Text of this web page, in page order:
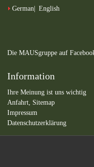
German English
Die MAUSgruppe auf
Information
Ihre Meinung ist uns wichtig
Anfahrt, Sitemap
Impressum
Datenschutzerklärung